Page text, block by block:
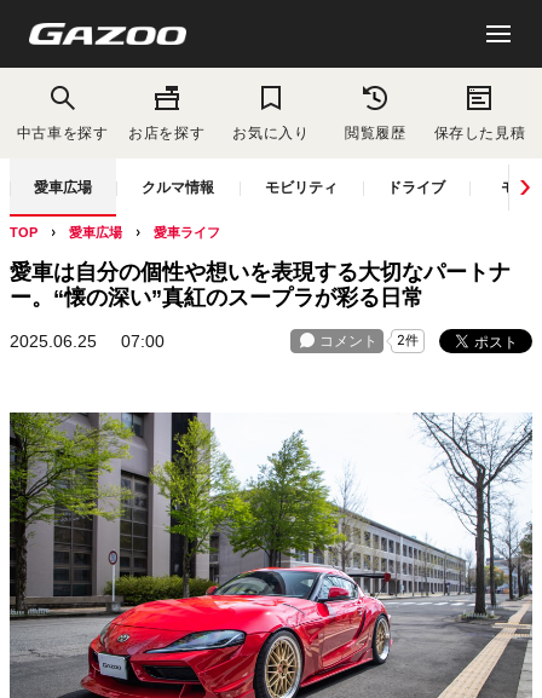
中古車を探す お店を探す お気に入り 閲覧履歴 保存した見積
愛車広場 クルマ情報 モビリティ ドライブ モー
TOP 愛車広場 愛車ライフ
愛車は自分の個性や想いを表現する大切なパートナ
ー。“懐の深い”真紅のスープラが彩る日常
2025.06.25 07:00